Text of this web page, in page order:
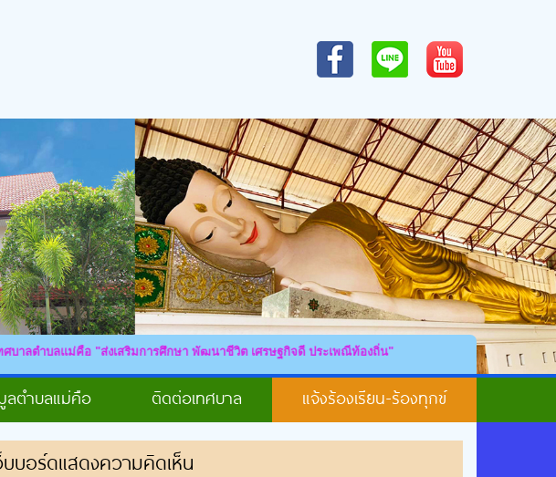
อ "ส่งเสริมการศึกษา พัฒนาชีวิต เศรษฐกิจดี ประเพณีท้องถิ่น"
ลตำบลแม่คือ ติดต่อเทศบาล แจ้งร้องเรียน-ร้องทุกข์
บอร์ดแสดงความคิดเห็น